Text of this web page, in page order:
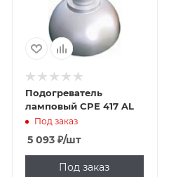
Подогреватель
ламповый CPE 417 AL
Под заказ
5 093₽/шт
Под заказ